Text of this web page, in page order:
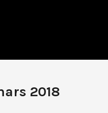
2018